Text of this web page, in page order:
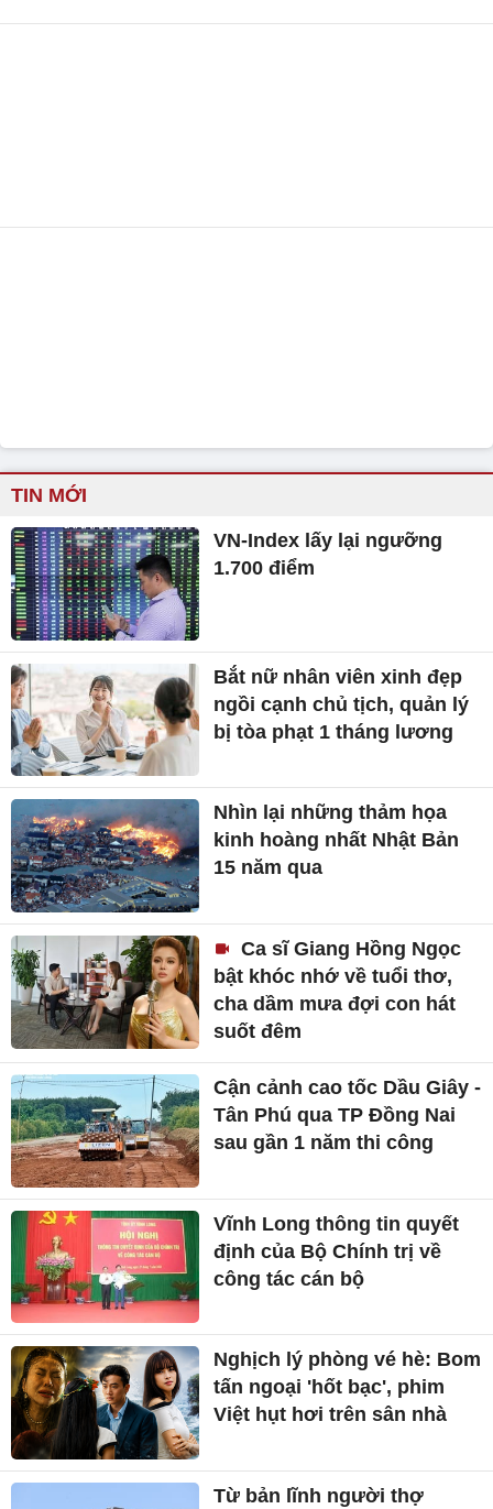
TIN MỚI
VN-Index lấy lại ngưỡng
1.700 điểm
Bắt nữ nhân viên xinh đẹp
ngồi cạnh chủ tịch, quản lý
bị tòa phạt 1 tháng lương
Nhìn lại những thảm họa
kinh hoàng nhất Nhật Bản
15 năm qua
Ca sĩ Giang Hồng Ngọc
bật khóc nhớ về tuổi thơ,
cha dầm mưa đợi con hát
suốt đêm
Cận cảnh cao tốc Dầu Giây -
Tân Phú qua TP Đồng Nai
sau gần 1 năm thi công
Vĩnh Long thông tin quyết
định của Bộ Chính trị về
công tác cán bộ
Nghịch lý phòng vé hè: Bom
tấn ngoại 'hốt bạc', phim
Việt hụt hơi trên sân nhà
Từ bản lĩnh người thợ